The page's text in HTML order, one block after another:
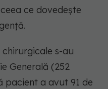
ce dovedește
s-au
Generală (252
pacient a avut 91 de